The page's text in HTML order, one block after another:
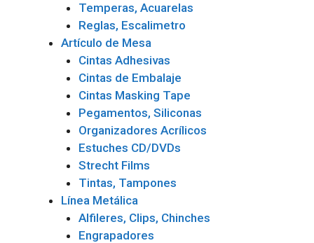
Temperas, Acuarelas
Reglas, Escalimetro
Artículo de Mesa
Cintas Adhesivas
Cintas de Embalaje
Cintas Masking Tape
Pegamentos, Siliconas
Organizadores Acrílicos
Estuches CD/DVDs
Strecht Films
Tintas, Tampones
Línea Metálica
Alfileres, Clips, Chinches
Engrapadores